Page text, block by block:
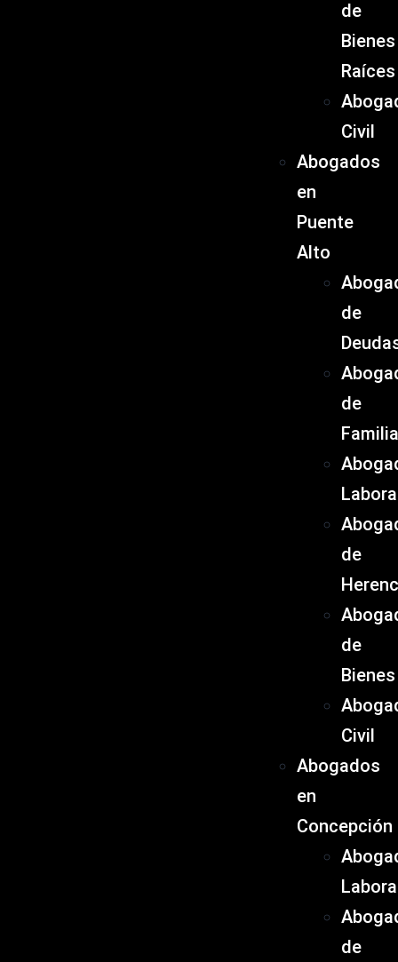
de
Bienes
Raíces
Civil
Abogados
en
Puente
Alto
de
de
Familia
de
de
Bienes
Civil
Abogados
en
Concepción
de